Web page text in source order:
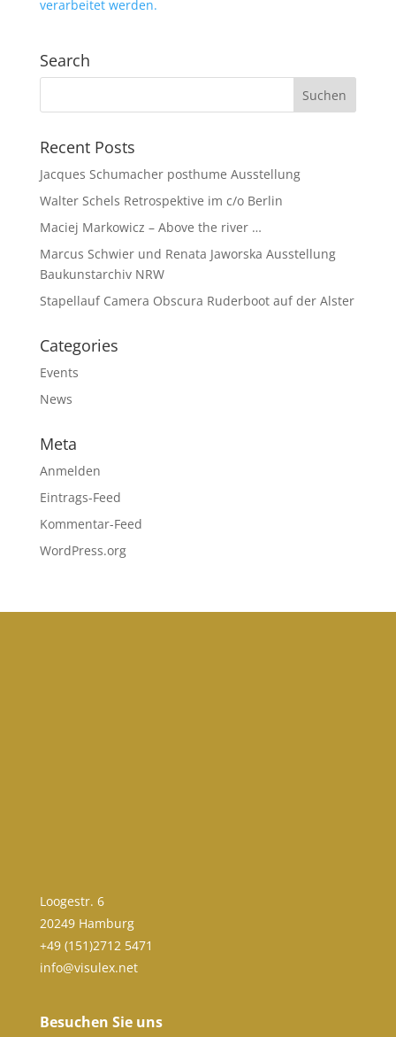
verarbeitet werden.
Search
Recent Posts
Jacques Schumacher posthume Ausstellung
Walter Schels Retrospektive im c/o Berlin
Maciej Markowicz – Above the river …
Marcus Schwier und Renata Jaworska Ausstellung
Baukunstarchiv NRW
Stapellauf Camera Obscura Ruderboot auf der Alster
Categories
Events
News
Meta
Anmelden
Eintrags-Feed
Kommentar-Feed
WordPress.org
Loogestr. 6
20249 Hamburg
+49 (151)2712 5471
info@visulex.net
Besuchen Sie uns